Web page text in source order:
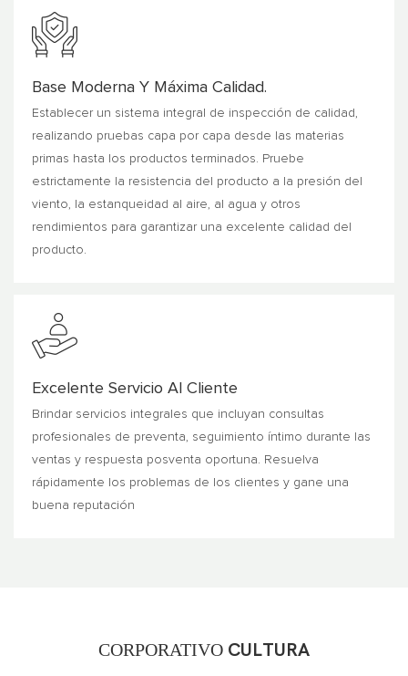
Base Moderna Y Máxima Calidad.
Establecer un sistema integral de inspección de calidad,
realizando pruebas capa por capa desde las materias
primas hasta los productos terminados. Pruebe
estrictamente la resistencia del producto a la presión del
viento, la estanqueidad al aire, al agua y otros
rendimientos para garantizar una excelente calidad del
producto.
Excelente Servicio Al Cliente
Brindar servicios integrales que incluyan consultas
profesionales de preventa, seguimiento íntimo durante las
ventas y respuesta posventa oportuna. Resuelva
rápidamente los problemas de los clientes y gane una
buena reputación
CORPORATIVO CULTURA